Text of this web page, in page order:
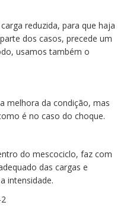
reduzida, para que haja
dos casos, precede um
usamos também o
melhora da condição, mas
é no caso do choque.
do mescociclo, faz com
das cargas e
intensidade.